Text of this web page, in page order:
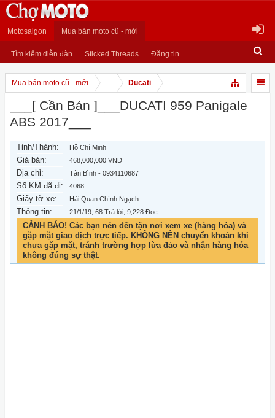
Motosaigon Mua bán moto cũ - mới
Tìm kiếm diễn đàn Sticked Threads Đăng tin
Mua bán moto cũ - mới ... Ducati
___[ Cần Bán ]___DUCATI 959 Panigale
ABS 2017___
Tỉnh/Thành: Hồ Chí Minh
Giá bán: 468,000,000 VNĐ
Địa chỉ: Tân Bình - 0934110687
Số KM đã đi: 4068
Giấy tờ xe: Hải Quan Chính Ngạch
Thông tin: 21/1/19 , 68 Trả lời, 9,228 Đọc
CẢNH BÁO! Các bạn nên đến tận nơi xem xe (hàng hóa) và
gặp mặt giao dịch trực tiếp. KHÔNG NÊN chuyển khoản khi
chưa gặp mặt, tránh trường hợp lừa đảo và nhận hàng hóa
không đúng sự thật.